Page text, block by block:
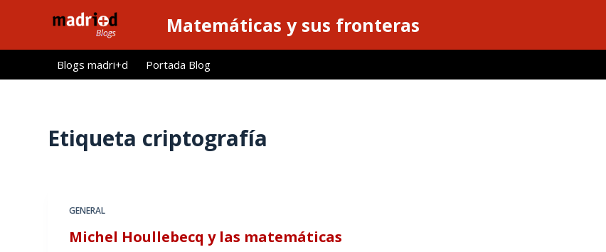
l
Matemáticas y sus fronteras
Blogs madri+d Portada Blog
Etiqueta criptografía
GENERAL
Michel Houllebecq y las matemáticas